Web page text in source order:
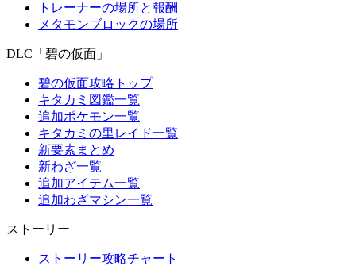
トレーナーの場所と報酬
メタモンブロックの場所
DLC「碧の仮面」
碧の仮面攻略トップ
キタカミ図鑑一覧
追加ポケモン一覧
キタカミの里レイド一覧
新要素まとめ
新わざ一覧
追加アイテム一覧
追加わざマシン一覧
ストーリー
ストーリー攻略チャート